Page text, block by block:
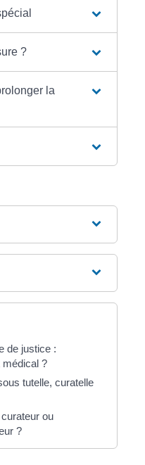
?
la
de justice :
médical ?
tutelle, curatelle
ou
?